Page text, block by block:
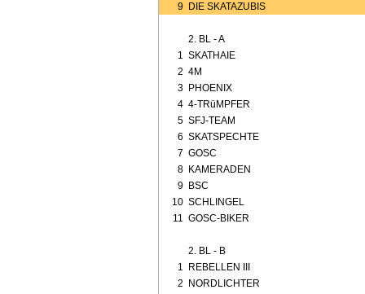
9
DIE SKATAZUBIS
2. BL - A
1 SKATHAIE
2 4M
3
PHOENIX
4 4-TRüMPFER
5 SFJ-TEAM
6 SKATSPECHTE
7 GOSC
8
KAMERADEN
9
BSC
10 SCHLINGEL
11 GOSC-BIKER
2. BL - B
1
REBELLEN III
2
NORDLICHTER